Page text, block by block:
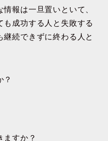
報は一旦置いといて、
成功する人と失敗する
継続できずに終わる人と
？
ますか？